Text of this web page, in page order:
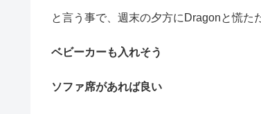
と言う事で、週末の夕方にDragonと慌た
ベビーカーも入れそう
ソファ席があれば良い